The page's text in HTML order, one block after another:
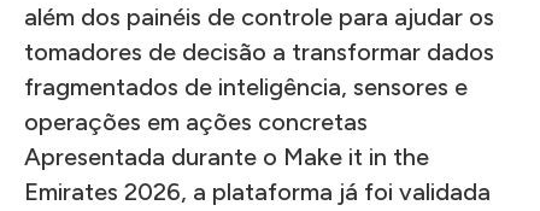
além dos painéis de controle para ajudar os
tomadores de decisão a transformar dados
fragmentados de inteligência, sensores e
operações em ações concretas
Apresentada durante o Make it in the
Emirates 2026, a plataforma já foi validada